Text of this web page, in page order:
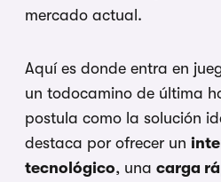
mercado actual.
Aquí es donde entra en
un todocamino de última
postula como la solución
destaca por ofrecer un
tecnológico, una carga